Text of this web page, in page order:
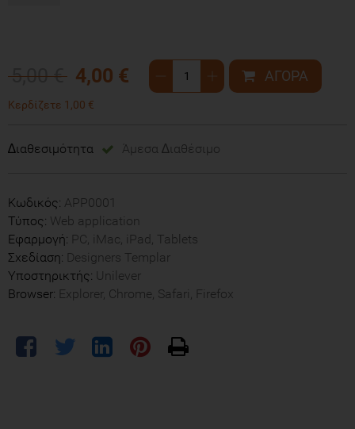
5,00 € 4,00 €
Κερδίζετε 1,00 €
∆ιαθεσιμότητα Άμεσα ∆ιαθέσιμο
Κωδικός: APP0001
Τύπος: Web application
Εφαρμογή: PC, iMac, iPad, Tablets
Σχεδίαση: Designers Templar
Υποστηρικτής: Unilever
Browser: Explorer, Chrome, Safari, Firefox